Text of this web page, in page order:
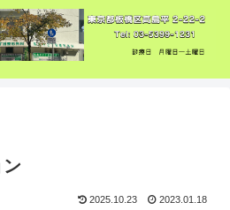
2025.10.23 2023.01.18